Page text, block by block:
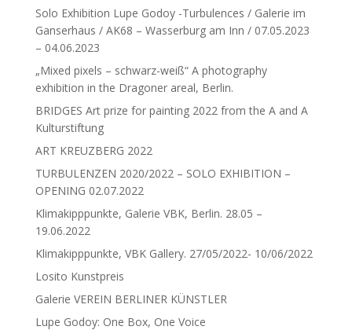
Solo Exhibition Lupe Godoy -Turbulences / Galerie im
Ganserhaus / AK68 – Wasserburg am Inn / 07.05.2023
– 04.06.2023
„Mixed pixels – schwarz-weiß“ A photography
exhibition in the Dragoner areal, Berlin.
BRIDGES Art prize for painting 2022 from the A and A
Kulturstiftung
ART KREUZBERG 2022
TURBULENZEN 2020/2022 – SOLO EXHIBITION –
OPENING 02.07.2022
Klimakipppunkte, Galerie VBK, Berlin. 28.05 –
19.06.2022
Klimakipppunkte, VBK Gallery. 27/05/2022- 10/06/2022
Losito Kunstpreis
Galerie VEREIN BERLINER KÜNSTLER
Lupe Godoy: One Box, One Voice